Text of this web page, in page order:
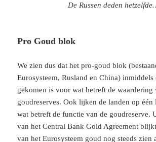
De Russen deden
Pro Goud blok
We zien dus dat het pro-goud blok
Eurosysteem, Rusland en China) inmiddels
gekomen is voor wat betreft de waardering
goudreserves. Ook lijken de landen op
wat betreft de functie van de goudreserve.
van het Central Bank Gold Agreement
van het Eurosysteem goud nog steeds zien